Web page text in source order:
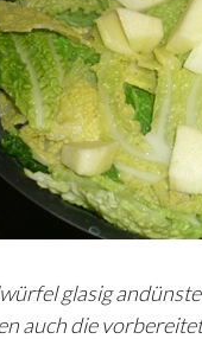
glasig
auch die